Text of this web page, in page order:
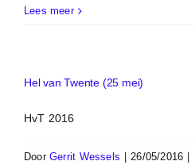
Lees meer
Hel van Twente (25 mei)
HvT 2016
DoorGerrit Wessels 26/05/2016